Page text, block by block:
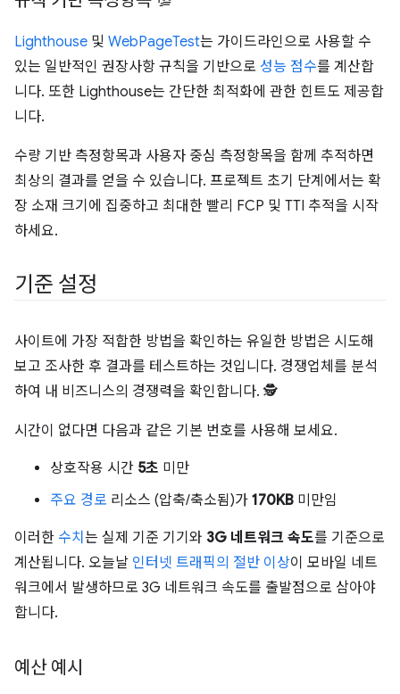
Lighthouse 및 WebPageTest는 가이드라인으로 사용할 수
있는 일반적인 권장사항 규칙을 기반으로 성능 점수를 계산합
니다. 또한 Lighthouse는 간단한 최적화에 관한 힌트도 제공합
니다.
수량 기반 측정항목과 사용자 중심 측정항목을 함께 추적하면
최상의 결과를 얻을 수 있습니다. 프로젝트 초기 단계에서는 확
장 소재 크기에 집중하고 최대한 빨리 FCP 및 TTI 추적을 시작
하세요.
기준 설정
사이트에 가장 적합한 방법을 확인하는 유일한 방법은 시도해
보고 조사한 후 결과를 테스트하는 것입니다. 경쟁업체를 분석
하여 내 비즈니스의 경쟁력을 확인합니다. 🕵️
시간이 없다면 다음과 같은 기본 번호를 사용해 보세요.
상호작용 시간 5초 미만
주요 경로 리소스 (압축/축소됨)가 170KB 미만임
이러한 수치 는 실제 기준 기기와 3G 네트워크 속도를 기준으로
계산됩니다. 오늘날 인터넷 트래픽의 절반 이상이 모바일 네트
워크에서 발생하므로 3G 네트워크 속도를 출발점으로 삼아야
합니다.
예산 예시